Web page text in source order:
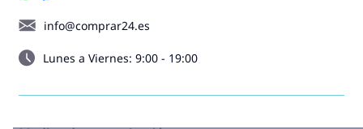
info@comprar24.es
Lunes a Viernes: 9:00 - 19:00